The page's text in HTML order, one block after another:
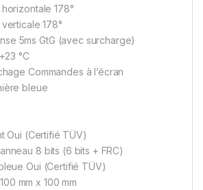
178°
178°
5ms GtG (avec surcharge)
°C
Commandes à l’écran
bleue
Oui (Certifié TÜV)
8 bits (6 bits + FRC)
Oui (Certifié TÜV)
mm x 100 mm